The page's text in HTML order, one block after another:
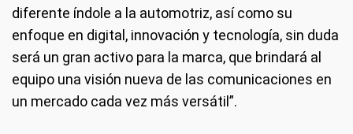
diferente índole a la automotriz, así como su
enfoque en digital, innovación y tecnología, sin duda
será un gran activo para la marca, que brindará al
equipo una visión nueva de las comunicaciones en
un mercado cada vez más versátil”.